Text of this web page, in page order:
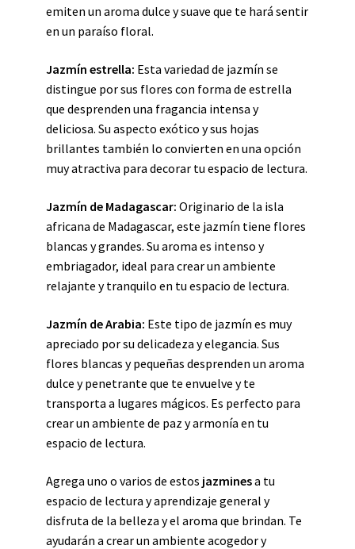
emiten un aroma dulce y suave que te hará sentir
en un paraíso floral.
Jazmín estrella: Esta variedad de jazmín se
distingue por sus flores con forma de estrella
que desprenden una fragancia intensa y
deliciosa. Su aspecto exótico y sus hojas
brillantes también lo convierten en una opción
muy atractiva para decorar tu espacio de lectura.
Jazmín de Madagascar: Originario de la isla
africana de Madagascar, este jazmín tiene flores
blancas y grandes. Su aroma es intenso y
embriagador, ideal para crear un ambiente
relajante y tranquilo en tu espacio de lectura.
Jazmín de Arabia: Este tipo de jazmín es muy
apreciado por su delicadeza y elegancia. Sus
flores blancas y pequeñas desprenden un aroma
dulce y penetrante que te envuelve y te
transporta a lugares mágicos. Es perfecto para
crear un ambiente de paz y armonía en tu
espacio de lectura.
Agrega uno o varios de estos jazminesa tu
espacio de lectura y aprendizaje general y
disfruta de la belleza y el aroma que brindan. Te
ayudarán a crear un ambiente acogedor y